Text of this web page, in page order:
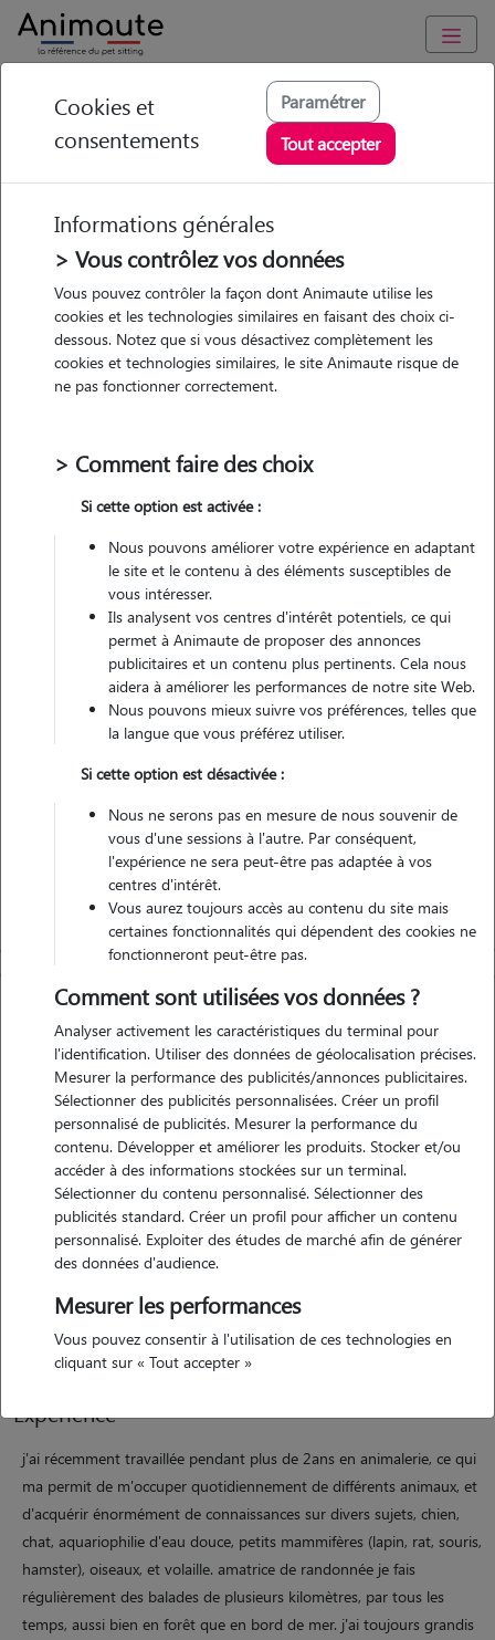
Animaute Hauts-de-France Calvados /Le Hom
Elena - Petsitter à LE
HOM
5/5 (2 avis)
• 30 ans
chez le Pet Sitter
1 animal Appartement
Véhiculé
Gardes réalisées
Contacter
L'envoi d'une demande est sans engagement
Motivation
actuellement en formation dans le but de devenir assistante
vétérinaire, je souhaite amortir le coût de ma formation tout en
faisant quelque chose que j'aime, passer du temps avec les animaux.
me permettant également d'approfondir mon éxpérience déja
Expérience
j'ai récemment travaillée pendant plus de 2ans en animalerie, ce qui
ma permit de m'occuper quotidiennement de différents animaux, et
d'acquérir énormément de connaissances sur divers sujets, chien,
chat, aquariophilie d'eau douce, petits mammifères (lapin, rat, souris,
hamster), oiseaux, et volaille. amatrice de randonnée je fais
régulièrement des balades de plusieurs kilomètres, par tous les
temps, aussi bien en forêt que en bord de mer. j'ai toujours grandis
Cookies et
consentements
Paramétrer
Tout accepter
Informations générales
> Vous contrôlez vos données
Vous pouvez contrôler la façon dont Animaute utilise les
cookies et les technologies similaires en faisant des choix ci-
dessous. Notez que si vous désactivez complètement les
cookies et technologies similaires, le site Animaute risque de
ne pas fonctionner correctement.
> Comment faire des choix
Si cette option est activée :
Nous pouvons améliorer votre expérience en adaptant
le site et le contenu à des éléments susceptibles de
vous intéresser.
Ils analysent vos centres d'intérêt potentiels, ce qui
permet à Animaute de proposer des annonces
publicitaires et un contenu plus pertinents. Cela nous
aidera à améliorer les performances de notre site Web.
Nous pouvons mieux suivre vos préférences, telles que
la langue que vous préférez utiliser.
Si cette option est désactivée :
Nous ne serons pas en mesure de nous souvenir de
vous d'une sessions à l'autre. Par conséquent,
l'expérience ne sera peut-être pas adaptée à vos
centres d'intérêt.
Vous aurez toujours accès au contenu du site mais
certaines fonctionnalités qui dépendent des cookies ne
fonctionneront peut-être pas.
Comment sont utilisées vos données ?
Analyser activement les caractéristiques du terminal pour
l'identification. Utiliser des données de géolocalisation précises.
Mesurer la performance des publicités/annonces publicitaires.
Sélectionner des publicités personnalisées. Créer un profil
personnalisé de publicités. Mesurer la performance du
contenu. Développer et améliorer les produits. Stocker et/ou
accéder à des informations stockées sur un terminal.
Sélectionner du contenu personnalisé. Sélectionner des
publicités standard. Créer un profil pour afficher un contenu
personnalisé. Exploiter des études de marché afin de générer
des données d'audience.
Mesurer les performances
Vous pouvez consentir à l'utilisation de ces technologies en
cliquant sur « Tout accepter »